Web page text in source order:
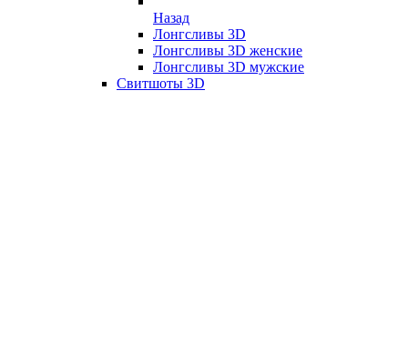
Назад
Лонгсливы 3D
Лонгсливы 3D женские
Лонгсливы 3D мужские
Свитшоты 3D